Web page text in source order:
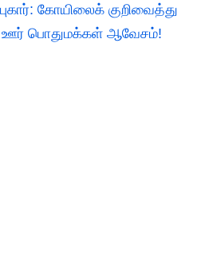
கோயிலைக் குறிவைத்து
ஊர் பொதுமக்கள் ஆவேசம்!